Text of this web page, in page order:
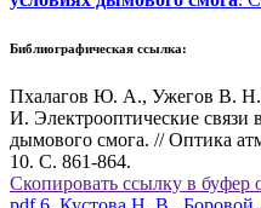
Библиографическая ссылка:
Пхалагов Ю. А., Ужегов В.
И. Электрооптические связи
дымового смога. // Оптика
10. С. 861-864.
Скопировать ссылку в буфер